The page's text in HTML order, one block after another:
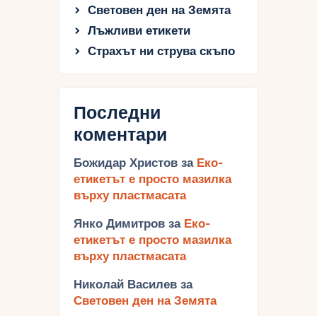
Световен ден на Земята
Лъжливи етикети
Страхът ни струва скъпо
Последни
коментари
Божидар Христов за Еко-
етикетът е просто мазилка
върху пластмасата
Янко Димитров за Еко-
етикетът е просто мазилка
върху пластмасата
Николай Василев за
Световен ден на Земята